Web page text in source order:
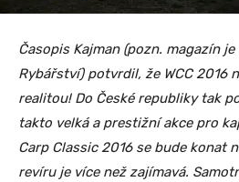
Časopis Kajman (pozn. magazín
Rybářství) potvrdil, že WCC 2016
realitou! Do České republiky tak
takto velká a prestižní akce pro
Carp Classic 2016 se bude konat
revíru je více než zajímavá.